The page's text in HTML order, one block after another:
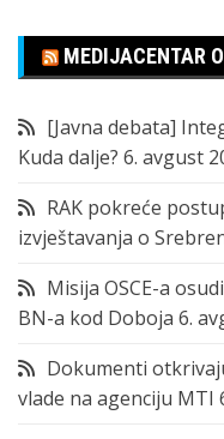
MEDIJACENTAR
[Javna debata]
Kuda dalje? 6. avgust
RAK pokreće
izvještavanja o
Misija OSCE-a
BN-a kod Doboja 6.
Dokumenti
vlade na agenciju MTI